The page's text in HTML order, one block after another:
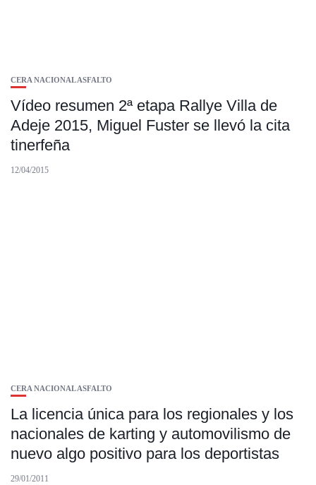
CERA NACIONAL ASFALTO
Vídeo resumen 2ª etapa Rallye Villa de
Adeje 2015, Miguel Fuster se llevó la cita
tinerfeña
12/04/2015
CERA NACIONAL ASFALTO
La licencia única para los regionales y los
nacionales de karting y automovilismo de
nuevo algo positivo para los deportistas
29/01/2011